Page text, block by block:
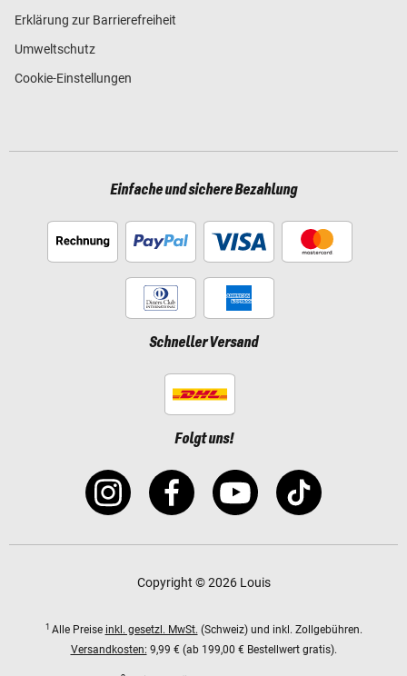
Erklärung zur Barrierefreiheit
Umweltschutz
Cookie-Einstellungen
Einfache und sichere Bezahlung
Schneller Versand
Folgt uns!
Copyright © 2026 Louis
1 Alle Preise inkl. gesetzl. MwSt. (Schweiz) und inkl. Zollgebühren.
Versandkosten: 9,99 € (ab 199,00 € Bestellwert gratis).